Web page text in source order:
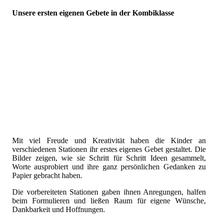
Unsere ersten eigenen Gebete in der Kombiklasse
Mit viel Freude und Kreativität haben die Kinder an
verschiedenen Stationen ihr erstes eigenes Gebet gestaltet. Die
Bilder zeigen, wie sie Schritt für Schritt Ideen gesammelt,
Worte ausprobiert und ihre ganz persönlichen Gedanken zu
Papier gebracht haben.
Die vorbereiteten Stationen gaben ihnen Anregungen, halfen
beim Formulieren und ließen Raum für eigene Wünsche,
Dankbarkeit und Hoffnungen.